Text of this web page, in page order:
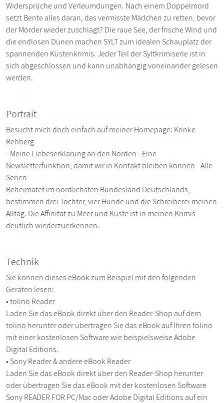
Widersprüche und Verleumdungen. Nach einem Doppelmord
setzt Bente alles daran, das vermisste Mädchen zu retten, bevor
der Mörder wieder zuschlägt? Die raue See, der frische Wind und
die endlosen Dünen machen SYLT zum idealen Schauplatz der
spannenden Küstenkrimis. Jeder Teil der Syltkrimiserie ist in
sich abgeschlossen und kann unabhängig voneinander gelesen
werden.
Portrait
Besucht mich doch einfach auf meiner Homepage: Krinke
Rehberg
- Meine Liebeserklärung an den Norden - Eine
Newsletterfunktion, damit wir in Kontakt bleiben können - Alle
Serien
Beheimatet im nördlichsten Bundesland Deutschlands,
bestimmen drei Töchter, vier Hunde und die Schreiberei meinen
Alltag. Die Affinität zu Meer und Küste ist in meinen Krimis
deutlich wiederzuerkennen.
Technik
Sie können dieses eBook zum Beispiel mit den folgenden
Geräten lesen:
• tolino Reader
Laden Sie das eBook direkt über den Reader-Shop auf dem
tolino herunter oder übertragen Sie das eBook auf Ihren tolino
mit einer kostenlosen Software wie beispielsweise Adobe
Digital Editions.
• Sony Reader & andere eBook Reader
Laden Sie das eBook direkt über den Reader-Shop herunter
oder übertragen Sie das eBook mit der kostenlosen Software
Sony READER FOR PC/Mac oder Adobe Digital Editions auf ein